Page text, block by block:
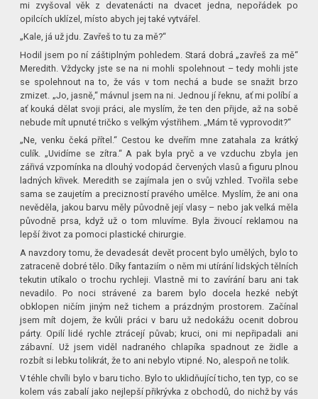
mi zvyšoval věk z devatenácti na dvacet jedna, nepořádek po
opilcích uklízel, místo abych jej také vytvářel.
„Kale, já už jdu. Zavřeš to tu za mě?“
Hodil jsem po ní záštiplným pohledem. Stará dobrá „zavřeš za mě“
Meredith. Vždycky jste se na ni mohli spolehnout – tedy mohli jste
se spolehnout na to, že vás v tom nechá a bude se snažit brzo
zmizet. „Jo, jasně,“ mávnul jsem na ni. Jednou jí řeknu, ať mi políbí a
ať kouká dělat svoji práci, ale myslím, že ten den přijde, až na sobě
nebude mít upnuté tričko s velkým výstřihem. „Mám tě vyprovodit?“
„Ne, venku čeká přítel.“ Cestou ke dveřím mne zatahala za krátký
culík. „Uvidíme se zítra.“ A pak byla pryč a ve vzduchu zbyla jen
zářivá vzpomínka na dlouhý vodopád červených vlasů a figuru plnou
ladných křivek. Meredith se zajímala jen o svůj vzhled. Tvořila sebe
sama se zaujetím a precizností pravého umělce. Myslím, že ani ona
nevěděla, jakou barvu měly původně její vlasy – nebo jak velká měla
původně prsa, když už o tom mluvíme. Byla živoucí reklamou na
lepší život za pomoci plastické chirurgie.
A navzdory tomu, že devadesát devět procent bylo umělých, bylo to
zatraceně dobré tělo. Díky fantaziím o něm mi utírání lidských tělních
tekutin utíkalo o trochu rychleji. Vlastně mi to zavírání baru ani tak
nevadilo. Po noci strávené za barem bylo docela hezké nebýt
obklopen ničím jiným než tichem a prázdným prostorem. Začínal
jsem mít dojem, že kvůli práci v baru už nedokážu ocenit dobrou
párty. Opilí lidé rychle ztrácejí půvab; kruci, oni mi nepřipadali ani
zábavní. Už jsem viděl nadraného chlapíka spadnout ze židle a
rozbít si lebku tolikrát, že to ani nebylo vtipné. No, alespoň ne tolik.
V téhle chvíli bylo v baru ticho. Bylo to uklidňující ticho, ten typ, co se
kolem vás zabalí jako nejlepší přikrývka z obchodů, do nichž by vás